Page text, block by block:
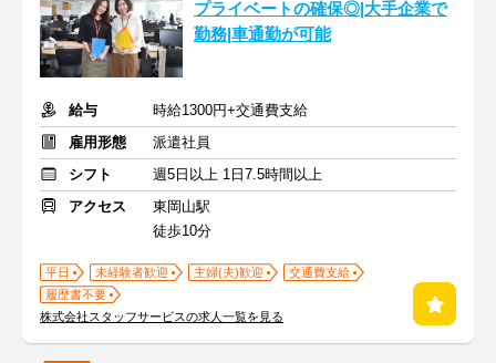
プライベートの確保◎|大手企業で
勤務|車通勤が可能
給与
時給1300円+交通費支給
雇用形態
派遣社員
シフト
週5日以上 1日7.5時間以上
アクセス
東岡山駅
徒歩10分
平日 未経験者歓迎 主婦(夫)歓迎
交通費支給
履歴書不要
株式会社スタッフサービスの求人一覧を見る